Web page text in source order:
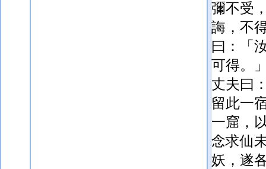
彌不受
誨，不
曰：「
可得。
丈夫曰
留此一
一窟，
念求仙
妖，遂